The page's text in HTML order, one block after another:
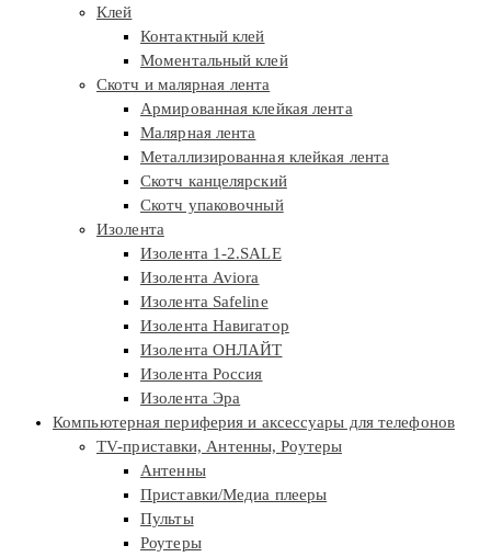
Клей
Контактный клей
Моментальный клей
Скотч и малярная лента
Армированная клейкая лента
Малярная лента
Металлизированная клейкая лента
Скотч канцелярский
Скотч упаковочный
Изолента
Изолента 1-2.SALE
Изолента Aviora
Изолента Safeline
Изолента Навигатор
Изолента ОНЛАЙТ
Изолента Россия
Изолента Эра
Компьютерная периферия и аксессуары для телефонов
TV-приставки, Антенны, Роутеры
Антенны
Приставки/Медиа плееры
Пульты
Роутеры